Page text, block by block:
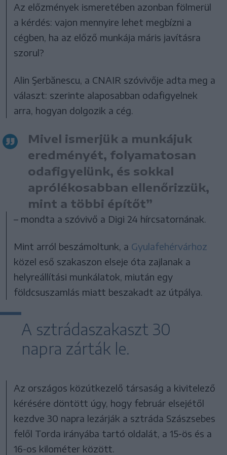
Az előzmények ismeretében azonban fölmerül
a kérdés: vajon mennyire lehet megbízni a
cégben, ha az előző munkája máris javításra
szorul?
Alin Şerbănescu, a CNAIR szóvivője adta meg a
választ: szerinte alaposabban odafigyelnek
arra, hogyan dolgozik a cég.
Mivel ismerjük a munkájuk
eredményét, folyamatosan
odafigyelünk, és sokkal
aprólékosabban ellenőrizzük,
mint a többi építőt”
– mondta a szóvivő a Digi 24 hírcsatornának.
Mint arról beszámoltunk, a Gyulafehérvárhoz
közel eső szakaszon elseje óta zajlanak a
helyreállítási munkálatok, miután egy
földcsuszamlás miatt beszakadt az útpálya.
A sztrádaszakaszt 30
napra zárták le.
Az országos közútkezelő társaság a kivitelező
kérésére döntött úgy, hogy február elsejétől
kezdve 30 napra lezárják a sztráda Szászsebes
felől Torda irányába tartó oldalát, a 15-ös és a
16-os kilométer között.